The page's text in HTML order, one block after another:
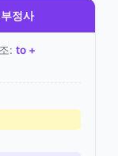
정사
: to +